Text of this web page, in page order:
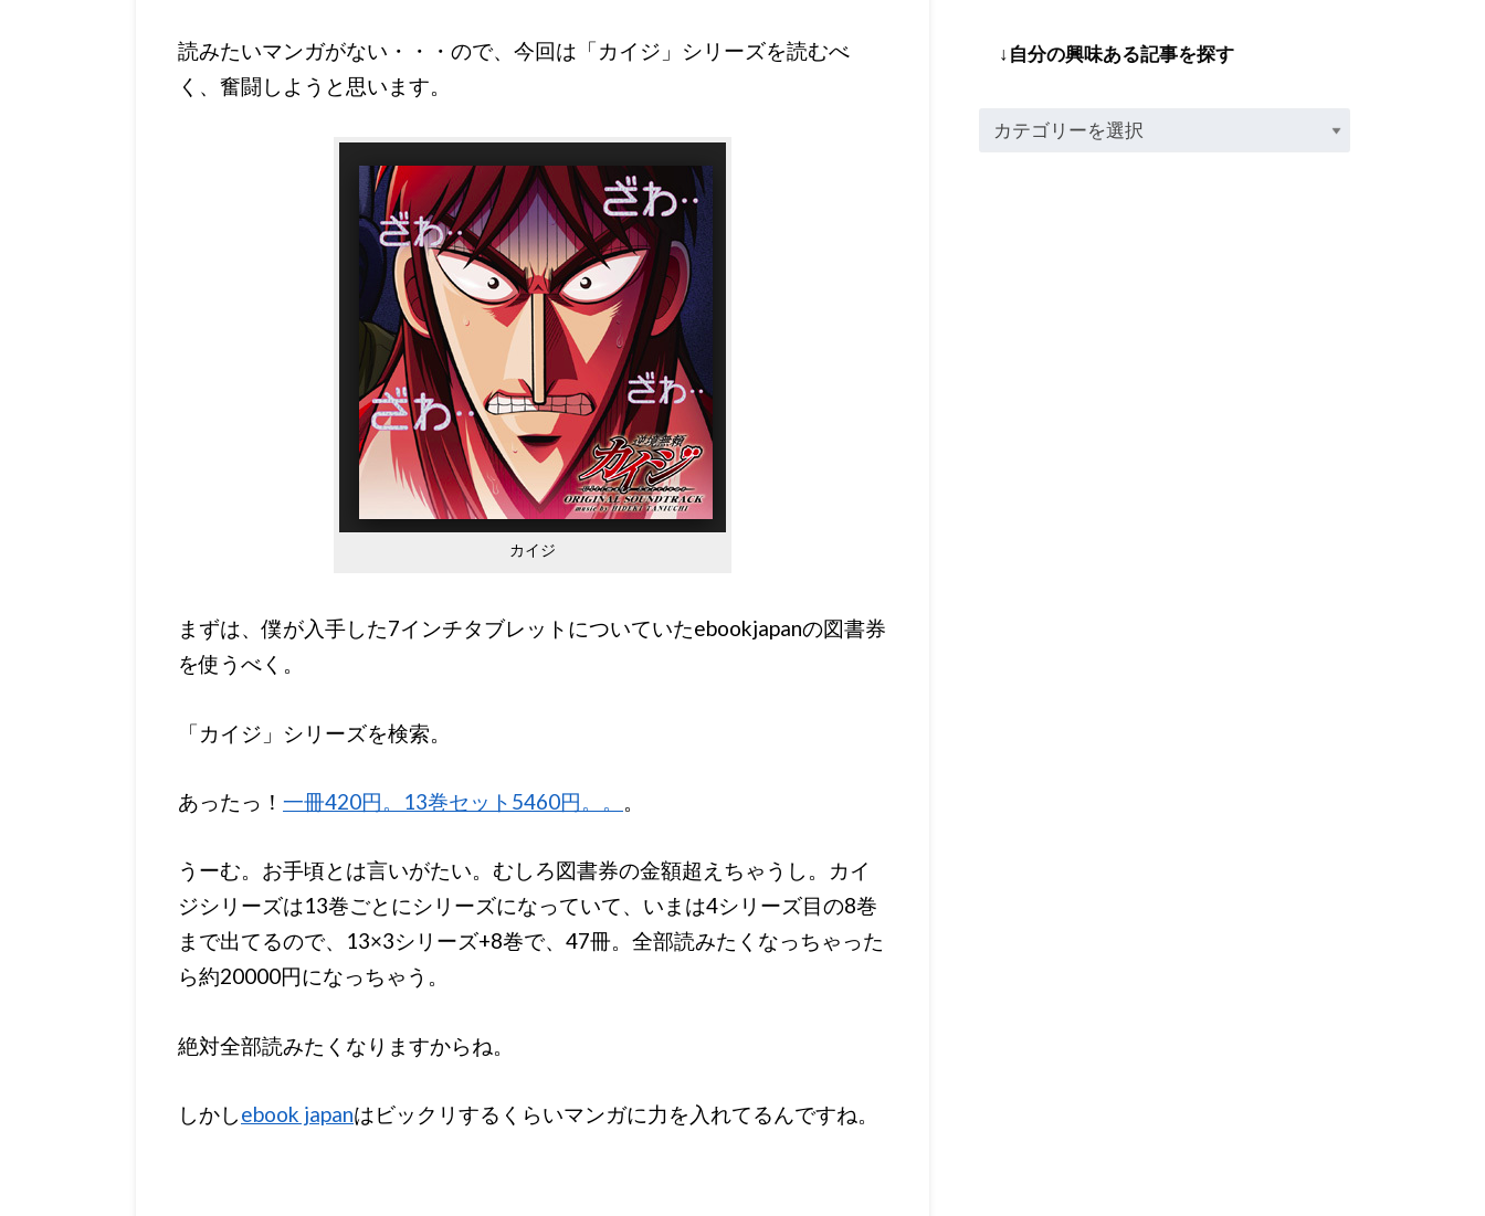
読みたいマンガがない・・・ので、今回は「カイジ」シリーズを読むべ
く、奮闘しようと思います。
カイジ
まずは、僕が入手した7インチタブレットについていたebookjapanの図書券
を使うべく。
「カイジ」シリーズを検索。
あったっ！ 一冊420円。13巻セット5460円。。 。
うーむ。お手頃とは言いがたい。むしろ図書券の金額超えちゃうし。カイ
ジシリーズは13巻ごとにシリーズになっていて、いまは4シリーズ目の8巻
まで出てるので、13×3シリーズ+8巻で、47冊。全部読みたくなっちゃった
ら約20000円になっちゃう。
絶対全部読みたくなりますからね。
しかしebook japanはビックリするくらいマンガに力を入れてるんですね。
↓自分の興味ある記事を探す